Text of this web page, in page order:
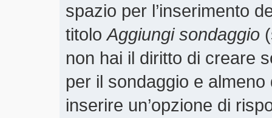
spazio per l’inserimento
titoloAggiungi sondaggio
non hai il diritto di creare
per il sondaggio e
inserire un’opzione di